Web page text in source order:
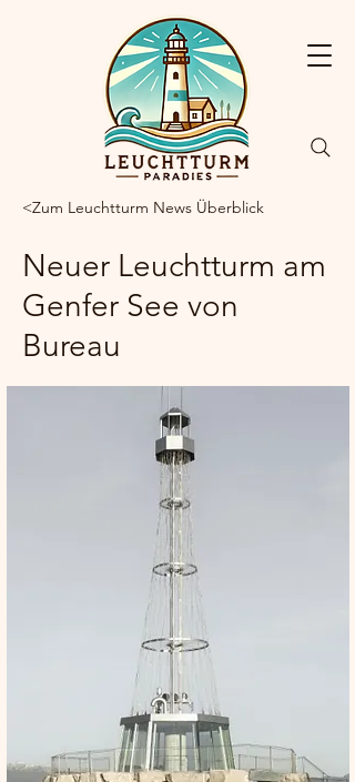
<Zum Leuchtturm News Überblick
Neuer Leuchtturm am
Genfer See von
Bureau